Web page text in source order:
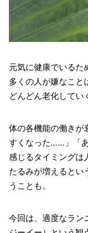
元気に健康でいるた
多くの人が嫌なこと
どんどん老化してい
体の各機能の働きが
すくなった……」「
感じるタイミングは
たるみが増えるとい
うことも。
今回は、適度なラン